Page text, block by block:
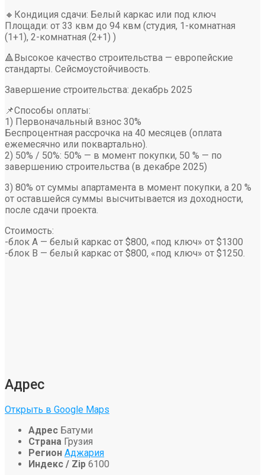
🔸Кондиция сдачи: Белый каркас или под ключ
Площади: от 33 квм до 94 квм (студия, 1-комнатная
(1+1), 2-комнатная (2+1) )
🔺Высокое качество строительства — европейские
стандарты. Сейсмоустойчивость.
Завершение строительства: декабрь 2025
📌Способы оплаты:
1) Первоначальный взнос 30%
Беспроцентная рассрочка на 40 месяцев (оплата
ежемесячно или поквартально).
2) 50% / 50%: 50% — в момент покупки, 50 % — по
завершению строительства (в декабре 2025)
3) 80% от суммы апартамента в момент покупки, а 20 %
от оставшейся суммы высчитывается из доходности,
после сдачи проекта.
Стоимость:
-блок А — белый каркас от $800, «под ключ» от $1300
-блок В — белый каркас от $800, «под ключ» от $1250.
Адрес
Открыть в Google Maps
Адрес Батуми
Страна Грузия
Регион Аджария
Индекс / Zip 6100